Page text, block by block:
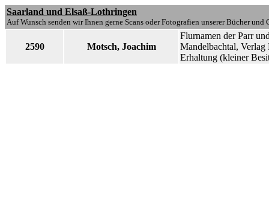
Saarland und Elsaß-Lothringen
Auf Wunsch senden wir Ihnen gerne Scans oder Fotografien unserer Bücher und
2590 Motsch, Joachim
Flurnamen der Parr
Mandelbachtal, Verlag
Erhaltung (kleiner